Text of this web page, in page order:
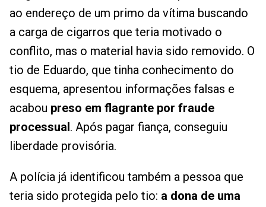
ao endereço de um primo da vítima buscando
a carga de cigarros que teria motivado o
conflito, mas o material havia sido removido. O
tio de Eduardo, que tinha conhecimento do
esquema, apresentou informações falsas e
acabou preso em flagrante por fraude
processual. Após pagar fiança, conseguiu
liberdade provisória.
A polícia já identificou também a pessoa que
teria sido protegida pelo tio: a dona de uma